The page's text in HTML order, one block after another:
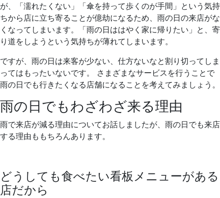
が、「濡れたくない」「傘を持って歩くのが手間」という気持
ちから店に立ち寄ることが億劫になるため、雨の日の来店がな
くなってしまいます。「雨の日ははやく家に帰りたい」と、寄
り道をしようという気持ちが薄れてしまいます。
ですが、雨の日は来客が少ない、仕方ないなと割り切ってしま
ってはもったいないです。 さまざまなサービスを行うことで
雨の日でも行きたくなる店舗になることを考えてみましょう。
雨の日でもわざわざ来る理由
雨で来店が減る理由についてお話しましたが、雨の日でも来店
する理由ももちろんあります。
どうしても食べたい看板メニューがある
店だから